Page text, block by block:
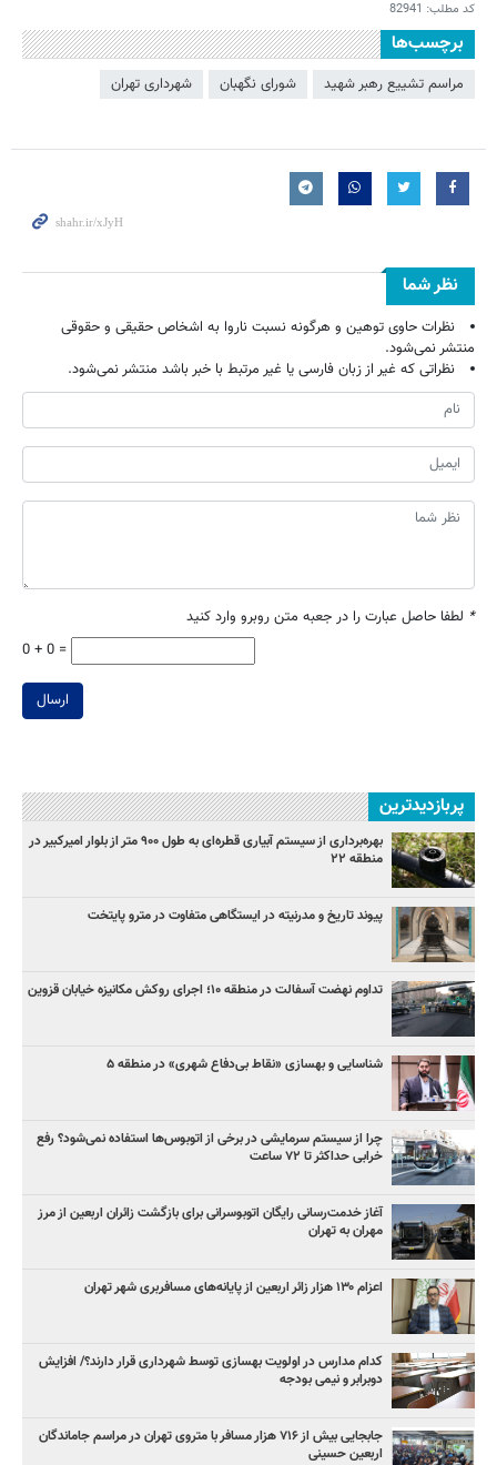
کد مطلب: 82941
برچسب‌ها
مراسم تشییع رهبر شهید شورای نگهبان شهرداری تهران
نظر شما
نظرات حاوی توهین و هرگونه نسبت ناروا به اشخاص حقیقی و حقوقی
منتشر نمی‌شود.
نظراتی که غیر از زبان فارسی یا غیر مرتبط با خبر باشد منتشر نمی‌شود.
* لطفا حاصل عبارت را در جعبه متن روبرو وارد کنید
0 + 0 =
ارسال
پربازدیدترین
بهره‌برداری از سیستم آبیاری قطره‌ای به طول ۹۰۰ متر از بلوار امیرکبیر در
منطقه ۲۲
پیوند تاریخ و مدرنیته در ایستگاهی متفاوت در مترو پایتخت
تداوم نهضت آسفالت در منطقه ۱۰؛ اجرای روکش مکانیزه خیابان قزوین
شناسایی و بهسازی «نقاط بی‌دفاع شهری» در منطقه ۵
چرا از سیستم سرمایشی در برخی از اتوبوس‌ها استفاده نمی‌شود؟ رفع
خرابی حداکثر تا ۷۲ ساعت
آغاز خدمت‌رسانی رایگان اتوبوسرانی برای بازگشت زائران اربعین از مرز
مهران به تهران
اعزام ۱۳۰ هزار زائر اربعین از پایانه‌های مسافربری شهر تهران
کدام مدارس در اولویت بهسازی توسط شهرداری قرار دارند؟/ افزایش
دوبرابر و نیمی بودجه
جابجایی بیش از ۷۱۶ هزار مسافر با متروی تهران در مراسم جاماندگان
اربعین حسینی